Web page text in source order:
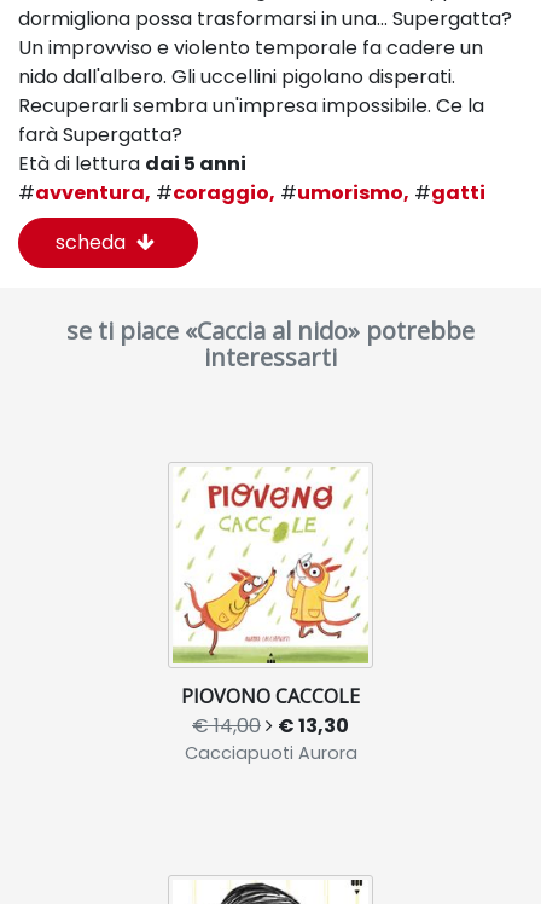
dormigliona possa trasformarsi in una... Supergatta?
Un improvviso e violento temporale fa cadere un
nido dall'albero. Gli uccellini pigolano disperati.
Recuperarli sembra un'impresa impossibile. Ce la
farà Supergatta?
Età di lettura dai 5 anni
#avventura, #coraggio, #umorismo, #gatti
scheda
se ti piace «Caccia al nido» potrebbe
interessarti
PIOVONO CACCOLE
€ 14,00 € 13,30
Cacciapuoti Aurora